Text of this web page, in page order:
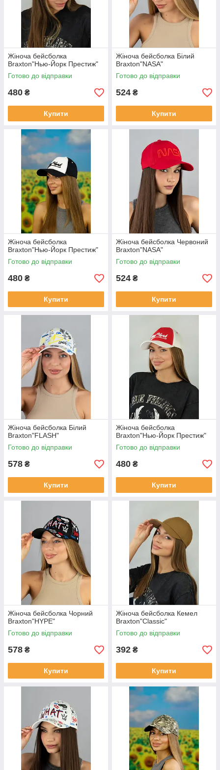
Жіноча бейсболка
Braxton"Нью-Йорк Престиж"
Готово до відправки
480 ₴
Купити
Жіноча бейсболка Білий
Braxton"NASA"
Готово до відправки
524 ₴
Купити
Жіноча бейсболка
Braxton"Нью-Йорк Престиж"
Готово до відправки
480 ₴
Купити
Жіноча бейсболка Червоний
Braxton"NASA"
Готово до відправки
524 ₴
Купити
Жіноча бейсболка Білий
Braxton"FLASH"
Готово до відправки
578 ₴
Купити
Жіноча бейсболка
Braxton"Нью-Йорк Престиж"
Готово до відправки
480 ₴
Купити
Жіноча бейсболка Чорний
Braxton"HYPE"
Готово до відправки
578 ₴
Купити
Жіноча бейсболка Кемел
Braxton"Classic"
Готово до відправки
392 ₴
Купити